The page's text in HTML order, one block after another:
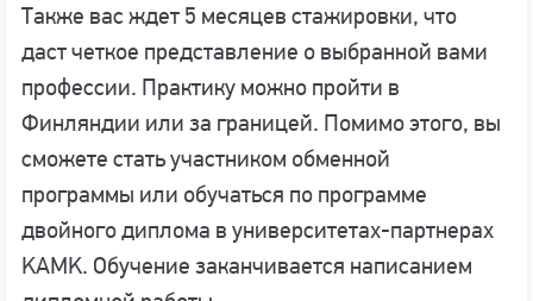
Также вас ждет 5 месяцев стажировки, что
даст четкое представление о выбранной вами
профессии. Практику можно пройти в
Финляндии или за границей. Помимо этого, вы
сможете стать участником обменной
программы или обучаться по программе
двойного диплома в университетах-партнерах
KAMK. Обучение заканчивается написанием